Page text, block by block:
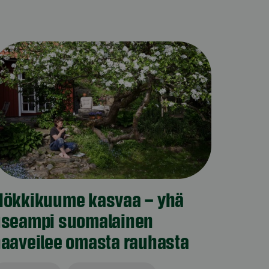
kasvaa – yhä
suomalainen
omasta rauhasta